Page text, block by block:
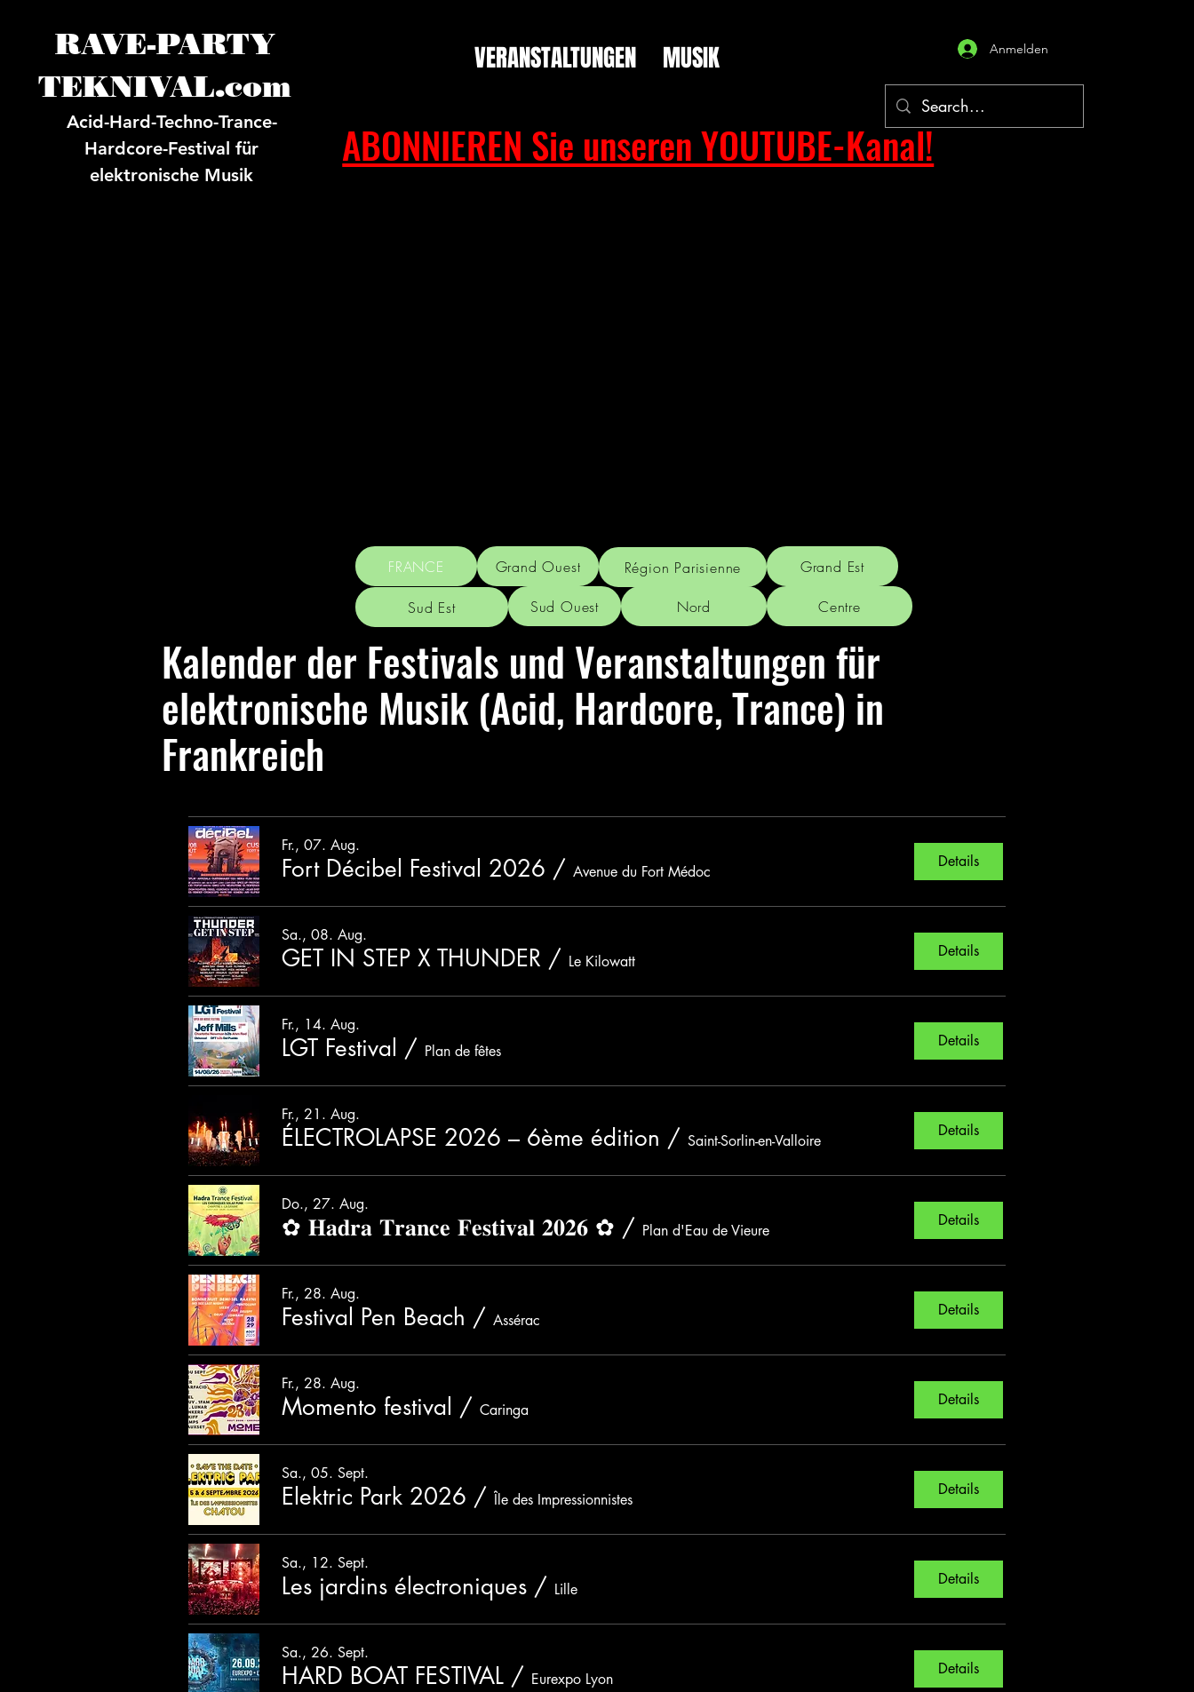
RAVE-PARTY
TEKNIVAL.com
Acid-Hard-Techno-Trance-
Hardcore-Festival für
elektronische Musik
ABONNIEREN Sie unseren YOUTUBE-Kanal!
Anmelden
VERANSTALTUNGEN MUSIK
FRANCE Grand Ouest
Sud Ouest
Sud Est
Région Parisienne
Nord
Grand Est
Centre
Kalender der Festivals und Veranstaltungen für
elektronische Musik (Acid, Hardcore, Trance) in
Frankreich
Fr., 07. Aug.
Fort Décibel Festival 2026 / Avenue du Fort Médoc
Details
Sa., 08. Aug.
GET IN STEP X THUNDER / Le Kilowatt
Details
Fr., 14. Aug.
LGT Festival / Plan de fêtes
Details
Fr., 21. Aug.
ÉLECTROLAPSE 2026 – 6ème édition / Saint-Sorlin-en-Valloire
Details
Do., 27. Aug.
✿ 𝐇𝐚𝐝𝐫𝐚 𝐓𝐫𝐚𝐧𝐜𝐞 𝐅𝐞𝐬𝐭𝐢𝐯𝐚𝐥 𝟐𝟎𝟐𝟔 ✿ / Plan d'Eau de Vieure
Details
Fr., 28. Aug.
Festival Pen Beach / Assérac
Details
Fr., 28. Aug.
Momento festival / Caringa
Details
Sa., 05. Sept.
Elektric Park 2026 / Île des Impressionnistes
Details
Sa., 12. Sept.
Les jardins électroniques / Lille
Details
Sa., 26. Sept.
HARD BOAT FESTIVAL / Eurexpo Lyon
Details